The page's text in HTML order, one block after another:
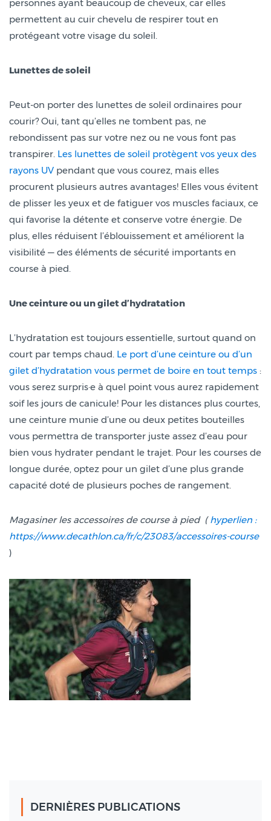
personnes ayant beaucoup de cheveux, car elles
permettent au cuir chevelu de respirer tout en
protégeant votre visage du soleil.
Lunettes de soleil
Peut-on porter des lunettes de soleil ordinaires pour
courir? Oui, tant qu’elles ne tombent pas, ne
rebondissent pas sur votre nez ou ne vous font pas
transpirer. Les lunettes de soleil protègent vos yeux des
rayons UV pendant que vous courez, mais elles
procurent plusieurs autres avantages! Elles vous évitent
de plisser les yeux et de fatiguer vos muscles faciaux, ce
qui favorise la détente et conserve votre énergie. De
plus, elles réduisent l’éblouissement et améliorent la
visibilité — des éléments de sécurité importants en
course à pied.
Une ceinture ou un gilet d’hydratation
L’hydratation est toujours essentielle, surtout quand on
court par temps chaud. Le port d’une ceinture ou d’un
gilet d’hydratation vous permet de boire en tout temps :
vous serez surpris·e à quel point vous aurez rapidement
soif les jours de canicule! Pour les distances plus courtes,
une ceinture munie d’une ou deux petites bouteilles
vous permettra de transporter juste assez d’eau pour
bien vous hydrater pendant le trajet. Pour les courses de
longue durée, optez pour un gilet d’une plus grande
capacité doté de plusieurs poches de rangement.
Magasiner les accessoires de course à pied (hyperlien :
https://www.decathlon.ca/fr/c/23083/accessoires-course
)
DERNIÈRES PUBLICATIONS